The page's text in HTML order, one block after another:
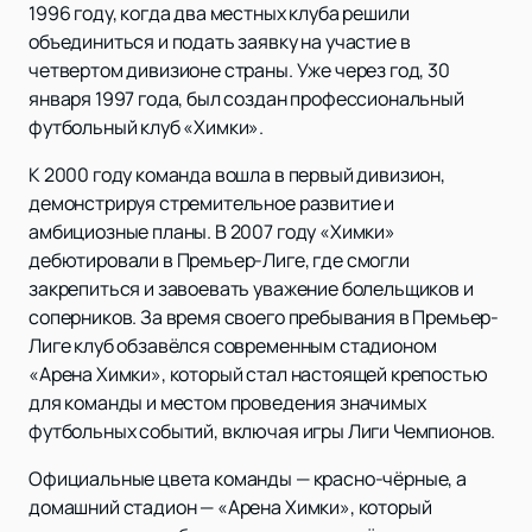
1996 году, когда два местных клуба решили
объединиться и подать заявку на участие в
четвертом дивизионе страны. Уже через год, 30
января 1997 года, был создан профессиональный
футбольный клуб «Химки».
К 2000 году команда вошла в первый дивизион,
демонстрируя стремительное развитие и
амбициозные планы. В 2007 году «Химки»
дебютировали в Премьер-Лиге, где смогли
закрепиться и завоевать уважение болельщиков и
соперников. За время своего пребывания в Премьер-
Лиге клуб обзавёлся современным стадионом
«Арена Химки», который стал настоящей крепостью
для команды и местом проведения значимых
футбольных событий, включая игры Лиги Чемпионов.
Официальные цвета команды — красно-чёрные, а
домашний стадион — «Арена Химки», который